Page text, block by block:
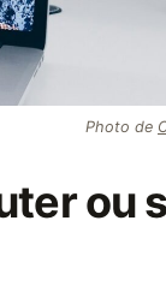
Photo de
ou